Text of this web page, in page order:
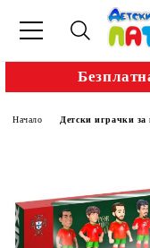
Начало Детски играчки за